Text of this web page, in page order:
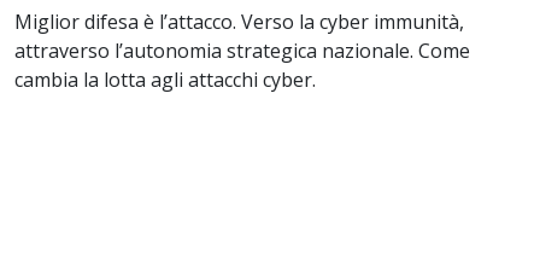
Miglior difesa è l’attacco. Verso la cyber immunità,
attraverso l’autonomia strategica nazionale. Come
cambia la lotta agli attacchi cyber.